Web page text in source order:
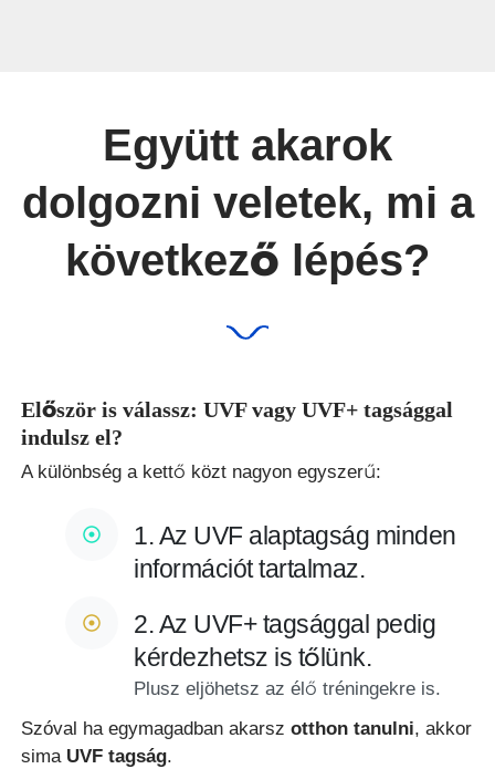
Együtt akarok
dolgozni veletek, mi a
következő lépés?
Először is válassz: UVF vagy UVF+ tagsággal
indulsz el?
A különbség a kettő közt nagyon egyszerű:
1. Az UVF alaptagság minden
információt tartalmaz.
2. Az UVF+ tagsággal pedig
kérdezhetsz is tőlünk.
Plusz eljöhetsz az élő tréningekre is.
Szóval ha egymagadban akarsz otthon tanulni, akkor
sima UVF tagság.